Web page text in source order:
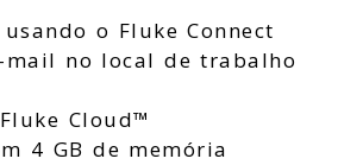
o Fluke Connect
mail no local de trabalho
Cloud™
4 GB de memória